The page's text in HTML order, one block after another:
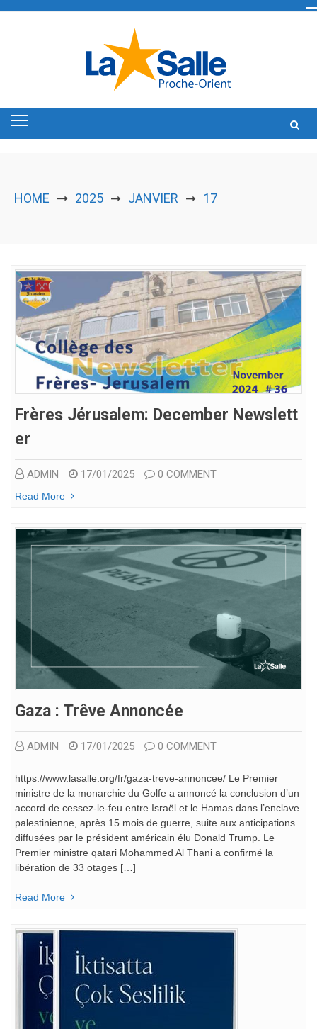
HOME 2025 ➞ JANVIER ➞ 17
Frères Jérusalem: December Newslett
Er
ADMIN 17/01/2025 0 COMMENT
Read More
Gaza : Trêve Annoncée
ADMIN 17/01/2025 0 COMMENT
https://www.lasalle.org/fr/gaza-treve-annoncee/ Le Premier
ministre de la monarchie du Golfe a annoncé la conclusion d’un
accord de cessez-le-feu entre Israël et le Hamas dans l’enclave
palestinienne, après 15 mois de guerre, suite aux anticipations
diffusées par le président américain élu Donald Trump. Le
Premier ministre qatari Mohammed Al Thani a confirmé la
libération de 33 otages […]
Read More